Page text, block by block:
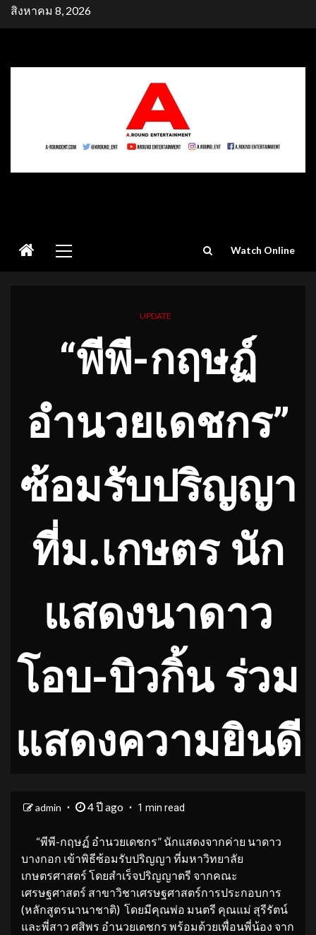
Skipสิงหาคม 8, 2026
Menu
Watch Online
UPDATE
“พีพี-กฤษฏ์
อำนวยเดชกร”
ซ้อมรับปริญญา
ที่ม.เกษตร นัก
แสดงนาดาว
โอบ-บิวกิ้น ร่วม
แสดงความยินดี
admin 4 ปี ago 1 min read
“พีพี-กฤษฏ์ อำนวยเดชกร” นักแสดงจากค่าย นาดาว
บางกอก เข้าพิธีซ้อมรับปริญญา ที่มหาวิทยาลัย
เกษตรศาสตร์ โดยสำเร็จปริญญาตรี จากคณะ
เศรษฐศาสตร์ สาขาวิชาเศรษฐศาสตร์การประกอบการ
(หลักสูตรนานาชาติ) โดยมีคุณพ่อ มนตรี คุณแม่ สุรีรัตน์
และพี่สาว ศสิพร อำนวยเดชกร พร้อมด้วยเพื่อนพี่น้อง จาก